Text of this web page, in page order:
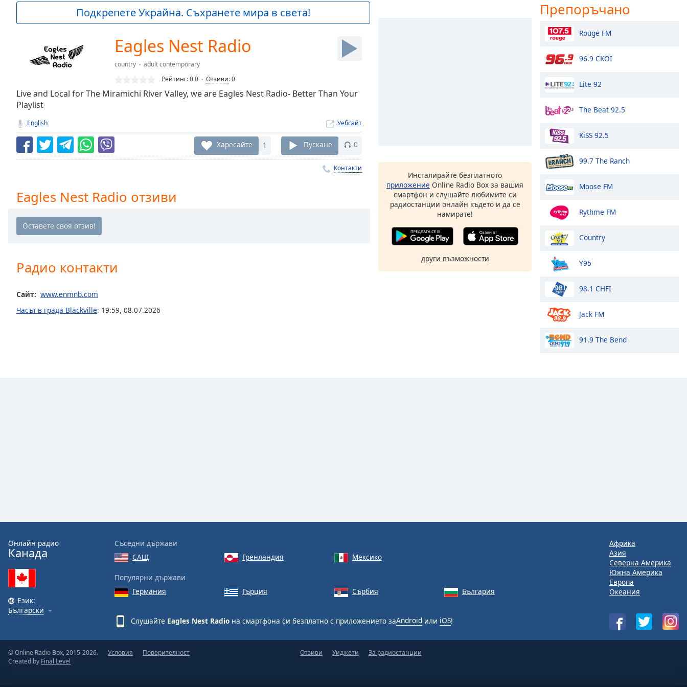
Current
TypeLIVE
Seek to
currently
behind
LIVE
Remaining
Time-
Playback
Chapters
Descriptions
descriptions
selected
window.
Beginning
Escape
will
cancel
Подкрепете Украйна. Съхранете мира в света!
Eagles Nest Radio
country
adult contemporary
Рейтинг:0.0 Отзиви:0
Live and Local for The Miramichi River Valley, we are Eagles Nest Radio- Better Than Your
Playlist
English Уебсайт
Харесайте 1 Пускане 0
Контакти
Eagles Nest Radio отзиви
Радио контакти
Сайт: www.enmnb.com
Часът в града Blackville: 19:59, 08.07.2026
Инсталирайте безплатното
приложение Online Radio Box за вашия
смартфон и слушайте любимите си
радиостанции онлайн където и да се
намирате!
други възможности
Препоръчано
Rouge FM
96.9 CKOI
Lite 92
The Beat 92.5
KiSS 92.5
99.7 The Ranch
Moose FM
Rythme FM
Country
Y95
98.1 CHFI
Jack FM
91.9 The Bend
Онлайн радио
Канада
Език:
Български
Съседни държави
САЩ
Гренландия Мексико
Популярни държави
Германия
Гърция Сърбия България
Слушайте Eagles Nest Radio на смартфона си безплатно с приложението заAndroid или iOS!
Африка
Азия
Северна Америка
Южна Америка
Европа
Океания
© Online Radio Box, 2015-2026.
Created by Final Level
Условия Поверителност Отзиви Уиджети За радиостанции